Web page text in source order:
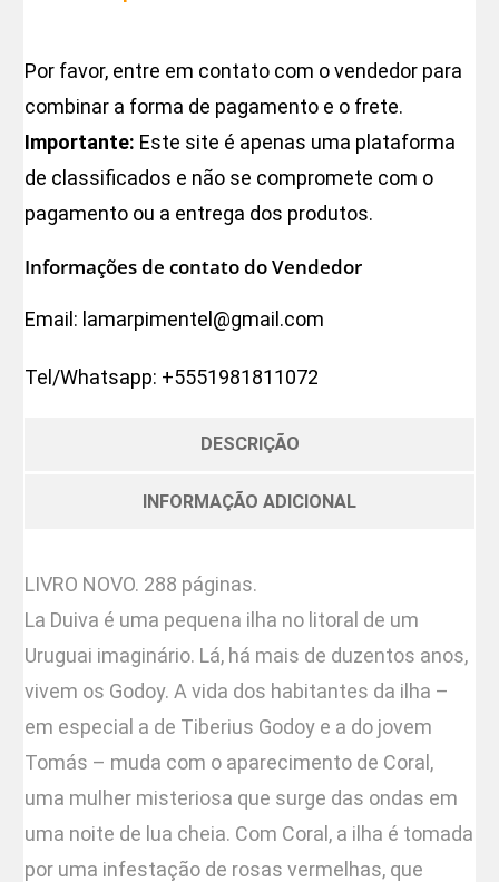
Por favor, entre em contato com o vendedor para
combinar a forma de pagamento e o frete.
Importante: Este site é apenas uma plataforma
de classificados e não se compromete com o
pagamento ou a entrega dos produtos.
Informações de contato do Vendedor
Email: lamarpimentel@gmail.com
Tel/Whatsapp: +5551981811072
DESCRIÇÃO
INFORMAÇÃO ADICIONAL
LIVRO NOVO. 288 páginas.
La Duiva é uma pequena ilha no litoral de um
Uruguai imaginário. Lá, há mais de duzentos anos,
vivem os Godoy. A vida dos habitantes da ilha –
em especial a de Tiberius Godoy e a do jovem
Tomás – muda com o aparecimento de Coral,
uma mulher misteriosa que surge das ondas em
uma noite de lua cheia. Com Coral, a ilha é tomada
por uma infestação de rosas vermelhas, que